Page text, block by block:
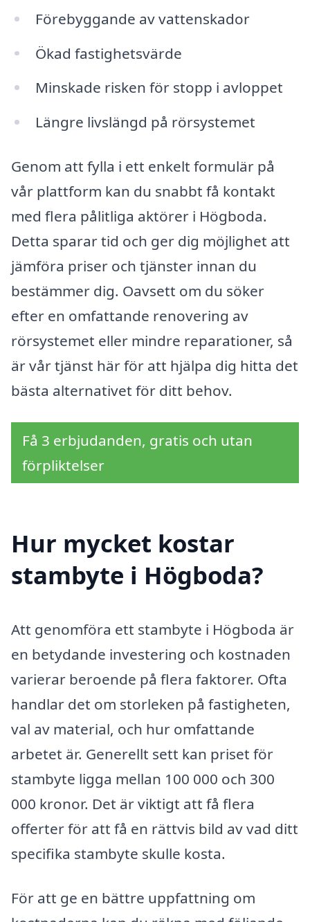
Förebyggande av vattenskador
Ökad fastighetsvärde
Minskade risken för stopp i avloppet
Längre livslängd på rörsystemet
Genom att fylla i ett enkelt formulär på
vår plattform kan du snabbt få kontakt
med flera pålitliga aktörer i Högboda.
Detta sparar tid och ger dig möjlighet att
jämföra priser och tjänster innan du
bestämmer dig. Oavsett om du söker
efter en omfattande renovering av
rörsystemet eller mindre reparationer, så
är vår tjänst här för att hjälpa dig hitta det
bästa alternativet för ditt behov.
Få 3 erbjudanden, gratis och utan
förpliktelser
Hur mycket kostar
stambyte i Högboda?
Att genomföra ett stambyte i Högboda är
en betydande investering och kostnaden
varierar beroende på flera faktorer. Ofta
handlar det om storleken på fastigheten,
val av material, och hur omfattande
arbetet är. Generellt sett kan priset för
stambyte ligga mellan 100 000 och 300
000 kronor. Det är viktigt att få flera
offerter för att få en rättvis bild av vad ditt
specifika stambyte skulle kosta.
För att ge en bättre uppfattning om